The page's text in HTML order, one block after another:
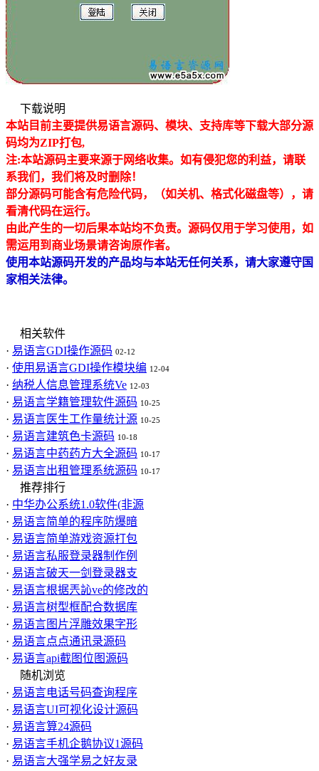
下载说明
本站目前主要提供易语言源码、模块、支持库等下载大部分源
码均为ZIP打包,
注:本站源码主要来源于网络收集。如有侵犯您的利益，请联
系我们，我们将及时删除！
部分源码可能含有危险代码，（如关机、格式化磁盘等），请
看清代码在运行。
由此产生的一切后果本站均不负责。源码仅用于学习使用，如
需运用到商业场景请咨询原作者。
使用本站源码开发的产品均与本站无任何关系，请大家遵守国
家相关法律。
相关软件
· 易语言GDI操作源码 02-12
· 使用易语言GDI操作模块编 12-04
· 纳税人信息管理系统Ve 12-03
· 易语言学籍管理软件源码 10-25
· 易语言医生工作量统计源 10-25
· 易语言建筑色卡源码 10-18
· 易语言中药药方大全源码 10-17
· 易语言出租管理系统源码 10-17
推荐排行
· 中华办公系统1.0软件(非源
· 易语言简单的程序防爆暗
· 易语言简单游戏资源打包
· 易语言私服登录器制作例
· 易语言破天一剑登录器支
· 易语言根据兲訫ve的修改的
· 易语言树型框配合数据库
· 易语言图片浮雕效果字形
· 易语言点点通讯录源码
· 易语言api截图位图源码
随机浏览
· 易语言电话号码查询程序
· 易语言UI可视化设计源码
· 易语言算24源码
· 易语言手机企鹅协议1源码
· 易语言大强学易之好友录